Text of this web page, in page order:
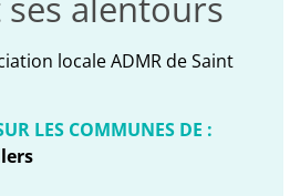
locale ADMR de Saint
LES COMMUNES DE :